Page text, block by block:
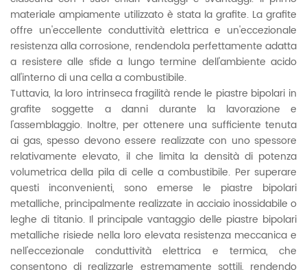
materiale ampiamente utilizzato è stata la grafite. La grafite
offre un'eccellente conduttività elettrica e un'eccezionale
resistenza alla corrosione, rendendola perfettamente adatta
a resistere alle sfide a lungo termine dell'ambiente acido
all'interno di una cella a combustibile.
Tuttavia, la loro intrinseca fragilità rende le piastre bipolari in
grafite soggette a danni durante la lavorazione e
l'assemblaggio. Inoltre, per ottenere una sufficiente tenuta
ai gas, spesso devono essere realizzate con uno spessore
relativamente elevato, il che limita la densità di potenza
volumetrica della pila di celle a combustibile. Per superare
questi inconvenienti, sono emerse le piastre bipolari
metalliche, principalmente realizzate in acciaio inossidabile o
leghe di titanio. Il principale vantaggio delle piastre bipolari
metalliche risiede nella loro elevata resistenza meccanica e
nell'eccezionale conduttività elettrica e termica, che
consentono di realizzarle estremamente sottili, rendendo